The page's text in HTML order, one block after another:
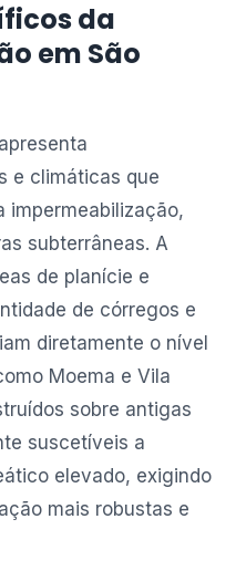
da
em São
e climáticas que
impermeabilização,
subterrâneas. A
de planície e
de córregos e
diretamente o nível
Moema e Vila
sobre antigas
suscetíveis a
elevado, exigindo
mais robustas e